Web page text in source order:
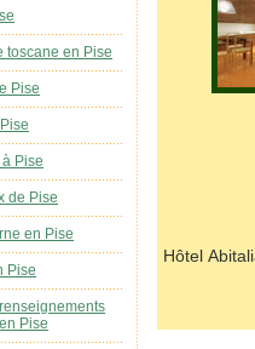
Hôtel
toscane en Pise
Pise
Pise
de Pise
en Pise
Pise
Pise